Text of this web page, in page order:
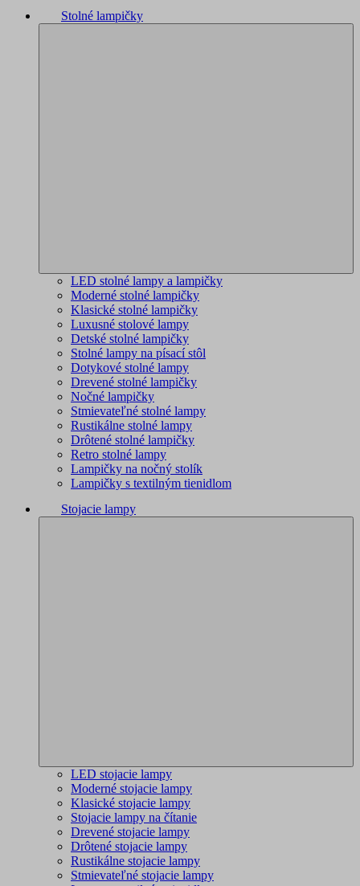
Stolné lampičky
LED stolné lampy a lampičky
Moderné stolné lampičky
Klasické stolné lampičky
Luxusné stolové lampy
Detské stolné lampičky
Stolné lampy na písací stôl
Dotykové stolné lampy
Drevené stolné lampičky
Nočné lampičky
Stmievateľné stolné lampy
Rustikálne stolné lampy
Drôtené stolné lampičky
Retro stolné lampy
Lampičky na nočný stolík
Lampičky s textilným tienidlom
Stojacie lampy
LED stojacie lampy
Moderné stojacie lampy
Klasické stojacie lampy
Stojacie lampy na čítanie
Drevené stojacie lampy
Drôtené stojacie lampy
Rustikálne stojacie lampy
Stmievateľné stojacie lampy